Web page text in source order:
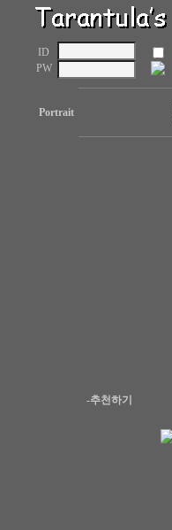
ID
PW
Portrait
-추천하기